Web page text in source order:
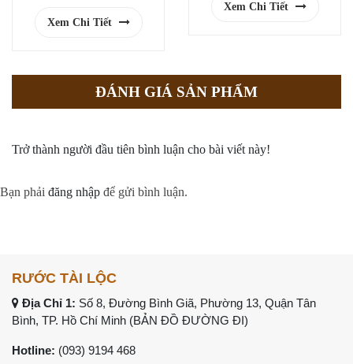
Xem Chi Tiết
Xem Chi Tiết
ĐÁNH GIÁ SẢN PHẨM
Trở thành người đầu tiên bình luận cho bài viết này!
Bạn phải đăng nhập để gửi bình luận.
RƯỚC TÀI LỘC
Địa Chỉ 1: Số 8, Đường Bình Giã, Phường 13, Quận Tân
Bình, TP. Hồ Chí Minh (BẢN ĐỒ ĐƯỜNG ĐI)
Hotline: (093) 9194 468